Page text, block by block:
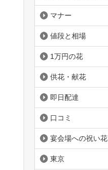
マナー
値段と相場
1万円の花
供花・献花
即日配達
口コミ
宴会場への祝い花
東京